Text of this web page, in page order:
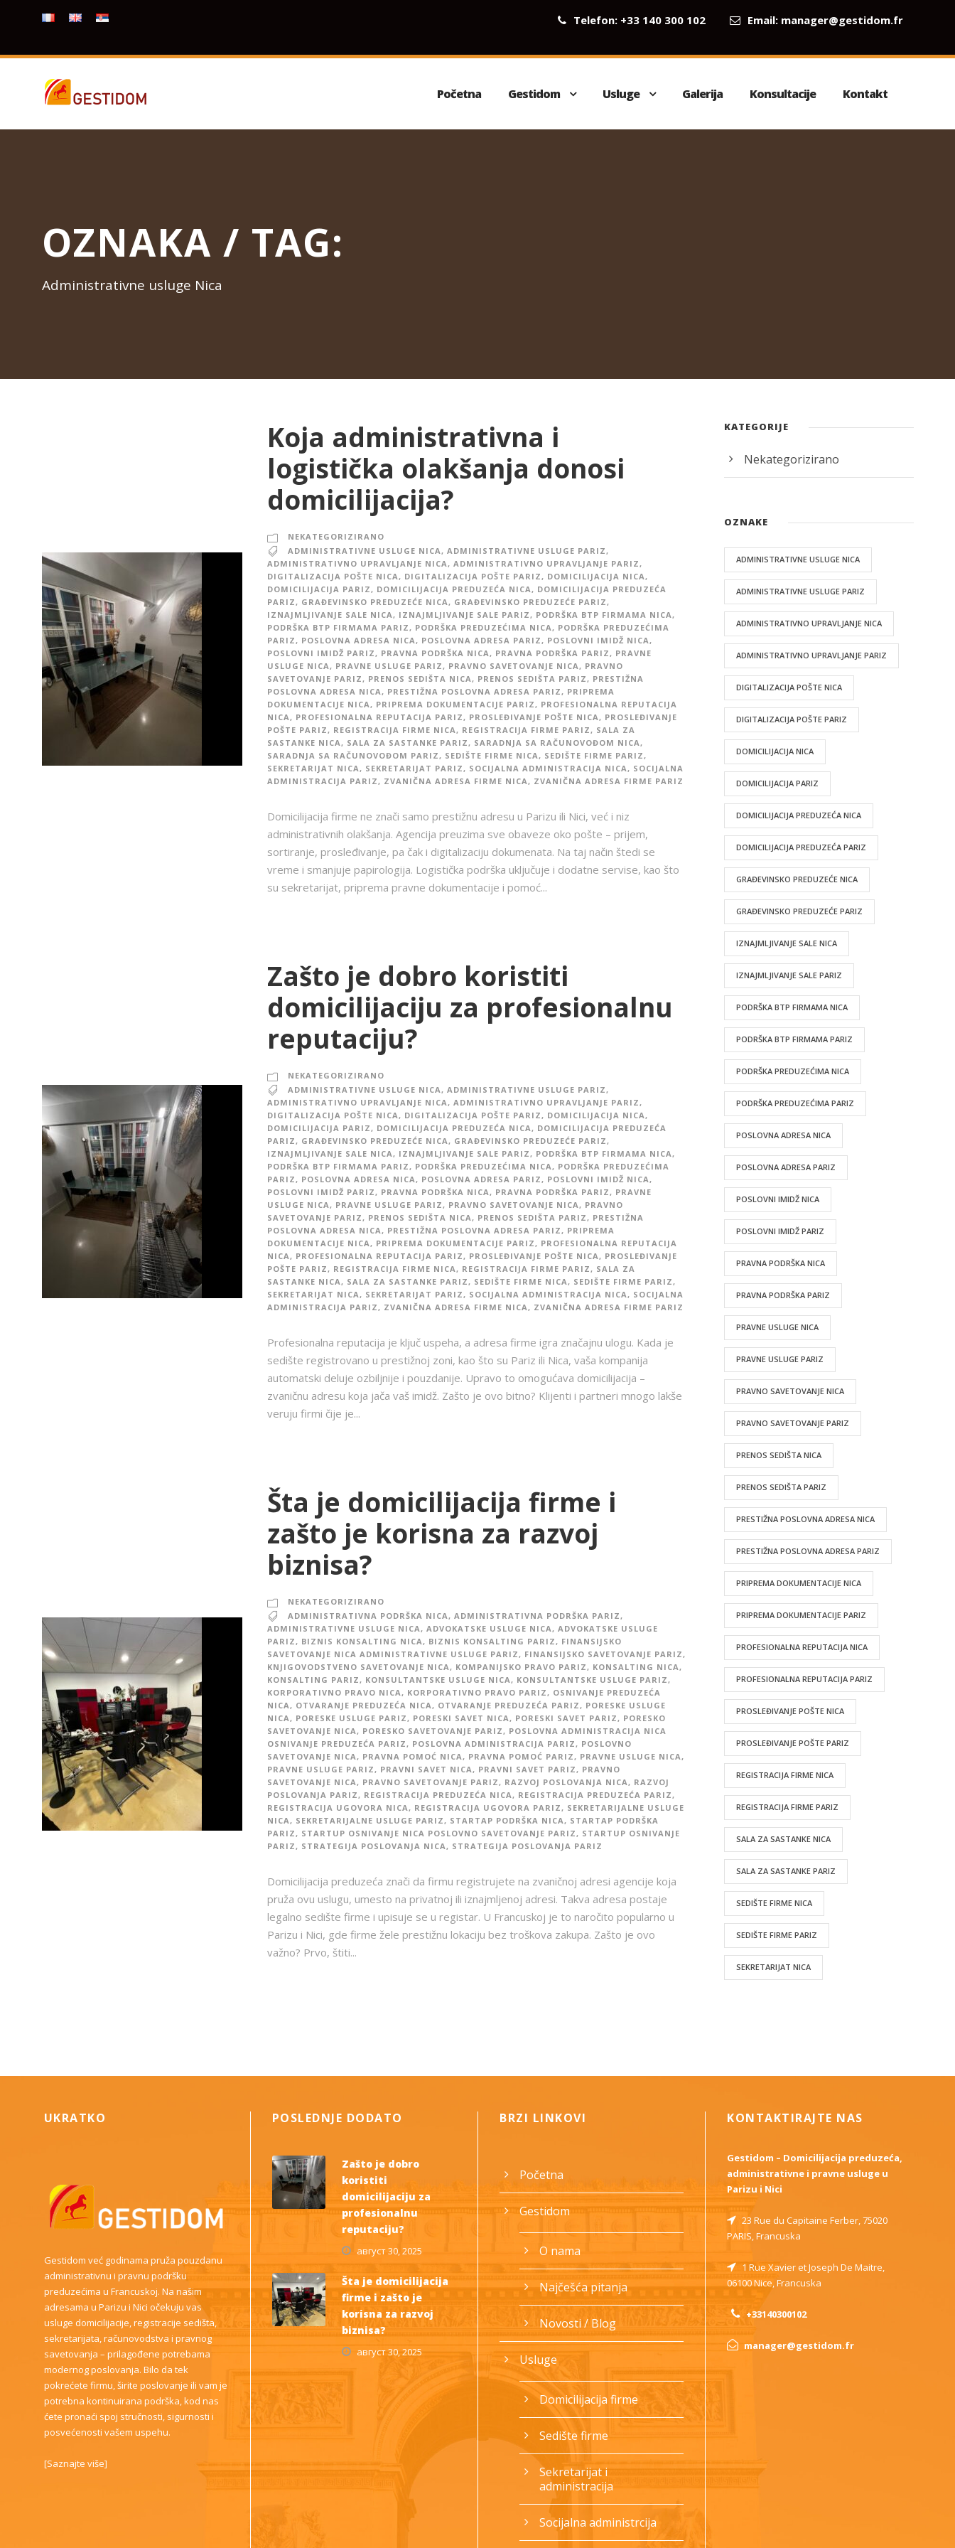
Telefon: +33 140 300 102 Email: manager@gestidom.fr
Početna Gestidom Usluge Galerija Konsultacije Kontakt
OZNAKA / TAG:
Administrativne usluge Nica
Koja administrativna i
logistička olakšanja donosi
domicilijacija?
NEKATEGORIZIRANO
ADMINISTRATIVNE USLUGE NICA, ADMINISTRATIVNE USLUGE PARIZ,
ADMINISTRATIVNO UPRAVLJANJE NICA, ADMINISTRATIVNO UPRAVLJANJE PARIZ,
DIGITALIZACIJA POŠTE NICA, DIGITALIZACIJA POŠTE PARIZ, DOMICILIJACIJA NICA,
DOMICILIJACIJA PARIZ, DOMICILIJACIJA PREDUZEĆA NICA, DOMICILIJACIJA PREDUZEĆA
PARIZ, GRAĐEVINSKO PREDUZEĆE NICA, GRAĐEVINSKO PREDUZEĆE PARIZ,
IZNAJMLJIVANJE SALE NICA, IZNAJMLJIVANJE SALE PARIZ, PODRŠKA BTP FIRMAMA NICA,
PODRŠKA BTP FIRMAMA PARIZ, PODRŠKA PREDUZEĆIMA NICA, PODRŠKA PREDUZEĆIMA
PARIZ, POSLOVNA ADRESA NICA, POSLOVNA ADRESA PARIZ, POSLOVNI IMIDŽ NICA,
POSLOVNI IMIDŽ PARIZ, PRAVNA PODRŠKA NICA, PRAVNA PODRŠKA PARIZ, PRAVNE
USLUGE NICA, PRAVNE USLUGE PARIZ, PRAVNO SAVETOVANJE NICA, PRAVNO
SAVETOVANJE PARIZ, PRENOS SEDIŠTA NICA, PRENOS SEDIŠTA PARIZ, PRESTIŽNA
POSLOVNA ADRESA NICA, PRESTIŽNA POSLOVNA ADRESA PARIZ, PRIPREMA
DOKUMENTACIJE NICA, PRIPREMA DOKUMENTACIJE PARIZ, PROFESIONALNA REPUTACIJA
NICA, PROFESIONALNA REPUTACIJA PARIZ, PROSLEĐIVANJE POŠTE NICA, PROSLEĐIVANJE
POŠTE PARIZ, REGISTRACIJA FIRME NICA, REGISTRACIJA FIRME PARIZ, SALA ZA
SASTANKE NICA, SALA ZA SASTANKE PARIZ, SARADNJA SA RAČUNOVOĐOM NICA,
SARADNJA SA RAČUNOVOĐOM PARIZ, SEDIŠTE FIRME NICA, SEDIŠTE FIRME PARIZ,
SEKRETARIJAT NICA, SEKRETARIJAT PARIZ, SOCIJALNA ADMINISTRACIJA NICA, SOCIJALNA
ADMINISTRACIJA PARIZ, ZVANIČNA ADRESA FIRME NICA, ZVANIČNA ADRESA FIRME PARIZ
Domicilijacija firme ne znači samo prestižnu adresu u Parizu ili Nici, već i niz
administrativnih olakšanja. Agencija preuzima sve obaveze oko pošte – prijem,
sortiranje, prosleđivanje, pa čak i digitalizaciju dokumenata. Na taj način štedi se
vreme i smanjuje papirologija. Logistička podrška uključuje i dodatne servise, kao što
su sekretarijat, priprema pravne dokumentacije i pomoć...
Zašto je dobro koristiti
domicilijaciju za profesionalnu
reputaciju?
NEKATEGORIZIRANO
ADMINISTRATIVNE USLUGE NICA, ADMINISTRATIVNE USLUGE PARIZ,
ADMINISTRATIVNO UPRAVLJANJE NICA, ADMINISTRATIVNO UPRAVLJANJE PARIZ,
DIGITALIZACIJA POŠTE NICA, DIGITALIZACIJA POŠTE PARIZ, DOMICILIJACIJA NICA,
DOMICILIJACIJA PARIZ, DOMICILIJACIJA PREDUZEĆA NICA, DOMICILIJACIJA PREDUZEĆA
PARIZ, GRAĐEVINSKO PREDUZEĆE NICA, GRAĐEVINSKO PREDUZEĆE PARIZ,
IZNAJMLJIVANJE SALE NICA, IZNAJMLJIVANJE SALE PARIZ, PODRŠKA BTP FIRMAMA NICA,
PODRŠKA BTP FIRMAMA PARIZ, PODRŠKA PREDUZEĆIMA NICA, PODRŠKA PREDUZEĆIMA
PARIZ, POSLOVNA ADRESA NICA, POSLOVNA ADRESA PARIZ, POSLOVNI IMIDŽ NICA,
POSLOVNI IMIDŽ PARIZ, PRAVNA PODRŠKA NICA, PRAVNA PODRŠKA PARIZ, PRAVNE
USLUGE NICA, PRAVNE USLUGE PARIZ, PRAVNO SAVETOVANJE NICA, PRAVNO
SAVETOVANJE PARIZ, PRENOS SEDIŠTA NICA, PRENOS SEDIŠTA PARIZ, PRESTIŽNA
POSLOVNA ADRESA NICA, PRESTIŽNA POSLOVNA ADRESA PARIZ, PRIPREMA
DOKUMENTACIJE NICA, PRIPREMA DOKUMENTACIJE PARIZ, PROFESIONALNA REPUTACIJA
NICA, PROFESIONALNA REPUTACIJA PARIZ, PROSLEĐIVANJE POŠTE NICA, PROSLEĐIVANJE
POŠTE PARIZ, REGISTRACIJA FIRME NICA, REGISTRACIJA FIRME PARIZ, SALA ZA
SASTANKE NICA, SALA ZA SASTANKE PARIZ, SEDIŠTE FIRME NICA, SEDIŠTE FIRME PARIZ,
SEKRETARIJAT NICA, SEKRETARIJAT PARIZ, SOCIJALNA ADMINISTRACIJA NICA, SOCIJALNA
ADMINISTRACIJA PARIZ, ZVANIČNA ADRESA FIRME NICA, ZVANIČNA ADRESA FIRME PARIZ
Profesionalna reputacija je ključ uspeha, a adresa firme igra značajnu ulogu. Kada je
sedište registrovano u prestižnoj zoni, kao što su Pariz ili Nica, vaša kompanija
automatski deluje ozbiljnije i pouzdanije. Upravo to omogućava domicilijacija –
zvaničnu adresu koja jača vaš imidž. Zašto je ovo bitno? Klijenti i partneri mnogo lakše
veruju firmi čije je...
Šta je domicilijacija firme i
zašto je korisna za razvoj
biznisa?
NEKATEGORIZIRANO
ADMINISTRATIVNA PODRŠKA NICA, ADMINISTRATIVNA PODRŠKA PARIZ,
ADMINISTRATIVNE USLUGE NICA, ADVOKATSKE USLUGE NICA, ADVOKATSKE USLUGE
PARIZ, BIZNIS KONSALTING NICA, BIZNIS KONSALTING PARIZ, FINANSIJSKO
SAVETOVANJE NICA ADMINISTRATIVNE USLUGE PARIZ, FINANSIJSKO SAVETOVANJE PARIZ,
KNJIGOVODSTVENO SAVETOVANJE NICA, KOMPANIJSKO PRAVO PARIZ, KONSALTING NICA,
KONSALTING PARIZ, KONSULTANTSKE USLUGE NICA, KONSULTANTSKE USLUGE PARIZ,
KORPORATIVNO PRAVO NICA, KORPORATIVNO PRAVO PARIZ, OSNIVANJE PREDUZEĆA
NICA, OTVARANJE PREDUZEĆA NICA, OTVARANJE PREDUZEĆA PARIZ, PORESKE USLUGE
NICA, PORESKE USLUGE PARIZ, PORESKI SAVET NICA, PORESKI SAVET PARIZ, PORESKO
SAVETOVANJE NICA, PORESKO SAVETOVANJE PARIZ, POSLOVNA ADMINISTRACIJA NICA
OSNIVANJE PREDUZEĆA PARIZ, POSLOVNA ADMINISTRACIJA PARIZ, POSLOVNO
SAVETOVANJE NICA, PRAVNA POMOĆ NICA, PRAVNA POMOĆ PARIZ, PRAVNE USLUGE NICA,
PRAVNE USLUGE PARIZ, PRAVNI SAVET NICA, PRAVNI SAVET PARIZ, PRAVNO
SAVETOVANJE NICA, PRAVNO SAVETOVANJE PARIZ, RAZVOJ POSLOVANJA NICA, RAZVOJ
POSLOVANJA PARIZ, REGISTRACIJA PREDUZEĆA NICA, REGISTRACIJA PREDUZEĆA PARIZ,
REGISTRACIJA UGOVORA NICA, REGISTRACIJA UGOVORA PARIZ, SEKRETARIJALNE USLUGE
NICA, SEKRETARIJALNE USLUGE PARIZ, STARTAP PODRŠKA NICA, STARTAP PODRŠKA
PARIZ, STARTUP OSNIVANJE NICA POSLOVNO SAVETOVANJE PARIZ, STARTUP OSNIVANJE
PARIZ, STRATEGIJA POSLOVANJA NICA, STRATEGIJA POSLOVANJA PARIZ
Domicilijacija preduzeća znači da firmu registrujete na zvaničnoj adresi agencije koja
pruža ovu uslugu, umesto na privatnoj ili iznajmljenoj adresi. Takva adresa postaje
legalno sedište firme i upisuje se u registar. U Francuskoj je to naročito popularno u
Parizu i Nici, gde firme žele prestižnu lokaciju bez troškova zakupa. Zašto je ovo
važno? Prvo, štiti...
KATEGORIJE
Nekategorizirano
OZNAKE
ADMINISTRATIVNE USLUGE NICA
ADMINISTRATIVNE USLUGE PARIZ
ADMINISTRATIVNO UPRAVLJANJE NICA
ADMINISTRATIVNO UPRAVLJANJE PARIZ
DIGITALIZACIJA POŠTE NICA
DIGITALIZACIJA POŠTE PARIZ
DOMICILIJACIJA NICA
DOMICILIJACIJA PARIZ
DOMICILIJACIJA PREDUZEĆA NICA
DOMICILIJACIJA PREDUZEĆA PARIZ
GRAĐEVINSKO PREDUZEĆE NICA
GRAĐEVINSKO PREDUZEĆE PARIZ
IZNAJMLJIVANJE SALE NICA
IZNAJMLJIVANJE SALE PARIZ
PODRŠKA BTP FIRMAMA NICA
PODRŠKA BTP FIRMAMA PARIZ
PODRŠKA PREDUZEĆIMA NICA
PODRŠKA PREDUZEĆIMA PARIZ
POSLOVNA ADRESA NICA
POSLOVNA ADRESA PARIZ
POSLOVNI IMIDŽ NICA
POSLOVNI IMIDŽ PARIZ
PRAVNA PODRŠKA NICA
PRAVNA PODRŠKA PARIZ
PRAVNE USLUGE NICA
PRAVNE USLUGE PARIZ
PRAVNO SAVETOVANJE NICA
PRAVNO SAVETOVANJE PARIZ
PRENOS SEDIŠTA NICA
PRENOS SEDIŠTA PARIZ
PRESTIŽNA POSLOVNA ADRESA NICA
PRESTIŽNA POSLOVNA ADRESA PARIZ
PRIPREMA DOKUMENTACIJE NICA
PRIPREMA DOKUMENTACIJE PARIZ
PROFESIONALNA REPUTACIJA NICA
PROFESIONALNA REPUTACIJA PARIZ
PROSLEĐIVANJE POŠTE NICA
PROSLEĐIVANJE POŠTE PARIZ
REGISTRACIJA FIRME NICA
REGISTRACIJA FIRME PARIZ
SALA ZA SASTANKE NICA
SALA ZA SASTANKE PARIZ
SEDIŠTE FIRME NICA
SEDIŠTE FIRME PARIZ
SEKRETARIJAT NICA
UKRATKO
Gestidom već godinama pruža pouzdanu
administrativnu i pravnu podršku
preduzećima u Francuskoj. Na našim
adresama u Parizu i Nici očekuju vas
usluge domicilijacije, registracije sedišta,
sekretarijata, računovodstva i pravnog
savetovanja – prilagođene potrebama
modernog poslovanja. Bilo da tek
pokrećete firmu, širite poslovanje ili vam je
potrebna kontinuirana podrška, kod nas
ćete pronaći spoj stručnosti, sigurnosti i
posvećenosti vašem uspehu.
[Saznajte više]
POSLEDNJE DODATO
Zašto je dobro
koristiti
domicilijaciju za
profesionalnu
reputaciju?
август 30, 2025
Šta je domicilijacija
firme i zašto je
korisna za razvoj
biznisa?
август 30, 2025
BRZI LINKOVI
Početna
Gestidom
O nama
Najčešća pitanja
Novosti / Blog
Usluge
Domicilijacija firme
Sedište firme
Sekretarijat i
administracija
Socijalna administrcija
KONTAKTIRAJTE NAS
Gestidom – Domicilijacija preduzeća,
administrativne i pravne usluge u
Parizu i Nici
23 Rue du Capitaine Ferber, 75020
PARIS, Francuska
1 Rue Xavier et Joseph De Maitre,
06100 Nice, Francuska
+33140300102
manager@gestidom.fr